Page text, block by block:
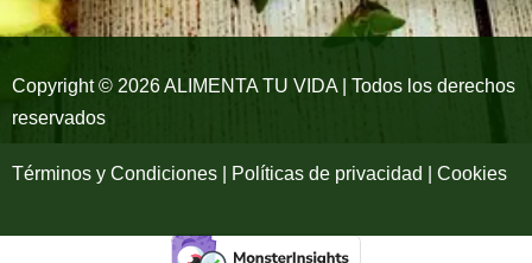
k
-
a
m
Copyright © 2026 ALIMENTA TU VIDA | Todos los derechos
reservados
Términos y Condiciones | Políticas de privacidad | Cookies